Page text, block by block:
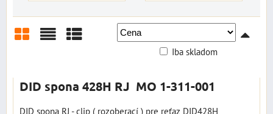
Iba skladom
DID spona 428H RJ MO 1-311-001
DID spona RJ - clip ( rozoberací ) pre reťaz DID428H